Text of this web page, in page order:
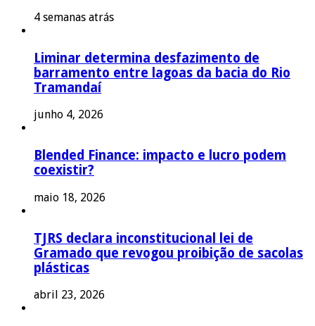
4 semanas atrás
Liminar determina desfazimento de
barramento entre lagoas da bacia do Rio
Tramandaí
junho 4, 2026
Blended Finance: impacto e lucro podem
coexistir?
maio 18, 2026
TJRS declara inconstitucional lei de
Gramado que revogou proibição de sacolas
plásticas
abril 23, 2026